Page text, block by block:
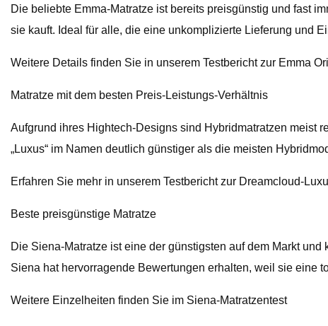
Die beliebte Emma-Matratze ist bereits preisgünstig und fast
sie kauft. Ideal für alle, die eine unkomplizierte Lieferung und
Weitere Details finden Sie in unserem Testbericht zur Emma
Matratze mit dem besten Preis-Leistungs-Verhältnis
Aufgrund ihres Hightech-Designs sind Hybridmatratzen meist
„Luxus“ im Namen deutlich günstiger als die meisten
Erfahren Sie mehr in unserem Testbericht zur Dreamcloud-
Beste preisgünstige Matratze
Die Siena-Matratze ist eine der günstigsten auf dem Markt
Siena hat hervorragende Bewertungen erhalten, weil sie eine
Weitere Einzelheiten finden Sie im Siena-Matratzentest